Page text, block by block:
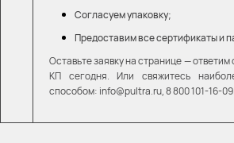
Согласуем упаковку;
Предоставим все сертификаты и
Оставьте заявку на странице —
КП сегодня. Или свяжитесь
способом: info@pultra.ru, 8 800 101-16-09.